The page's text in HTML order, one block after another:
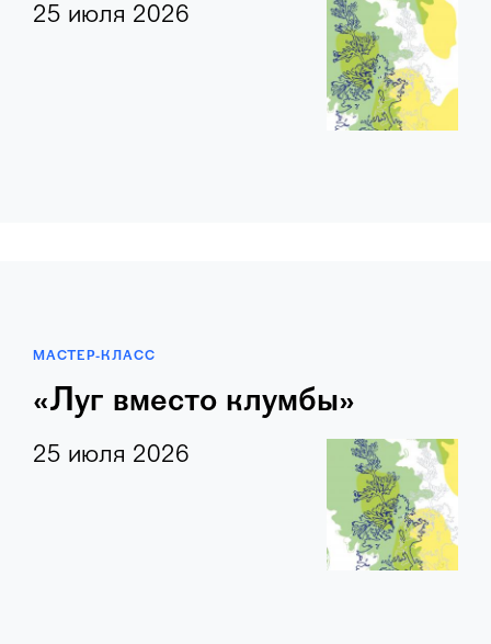
25 июля 2026
МАСТЕР-КЛАСС
«Луг вместо клумбы»
25 июля 2026